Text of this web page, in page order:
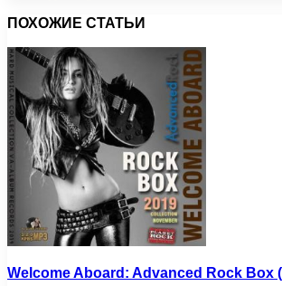
ПОХОЖИЕ СТАТЬИ
Welcome Aboard: Advanced Rock Box